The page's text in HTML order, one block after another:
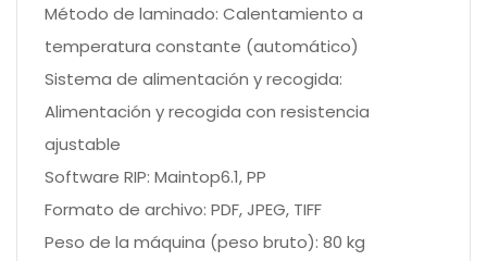
Método de laminado: Calentamiento a
temperatura constante (automático)
Sistema de alimentación y recogida:
Alimentación y recogida con resistencia
ajustable
Software RIP: Maintop6.1, PP
Formato de archivo: PDF, JPEG, TIFF
Peso de la máquina (peso bruto): 80 kg